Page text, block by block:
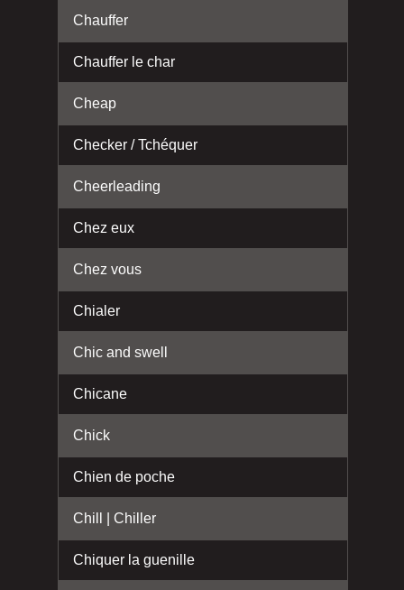
Chauffer
Chauffer le char
Cheap
Checker / Tchéquer
Cheerleading
Chez eux
Chez vous
Chialer
Chic and swell
Chicane
Chick
Chien de poche
Chill | Chiller
Chiquer la guenille